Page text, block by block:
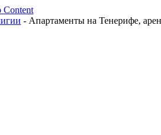
Content
- Апартаменты на Тенерифе,